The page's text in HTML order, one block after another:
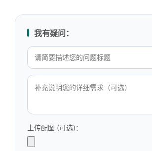
我有疑问：
上传配图 (可选)：